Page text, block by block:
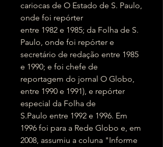
cariocas de O Estado de S. Paulo,
onde foi repórter
entre 1982 e 1985; da Folha de S.
Paulo, onde foi repórter e
secretário de redação entre 1985
e 1990; e foi chefe de
reportagem do jornal O Globo,
entre 1990 e 1991), e repórter
especial da Folha de
S.Paulo entre 1992 e 1996. Em
1996 foi para a Rede Globo e, em
2008, assumiu a coluna "Informe